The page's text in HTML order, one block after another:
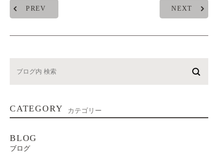
PREV NEXT
CATEGORY カテゴリー
BLOG
ブログ